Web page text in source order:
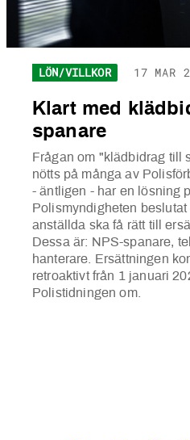
LÖN/VILLKOR 17 MAR
Klart med
spanare
Frågan om "klädbidrag till
nötts på många av
- äntligen - har en lösning
Polismyndigheten
anställda ska få rätt till
Dessa är: NPS-spanare,
hanterare. Ersättningen
retroaktivt från 1 januari
Polistidningen om.